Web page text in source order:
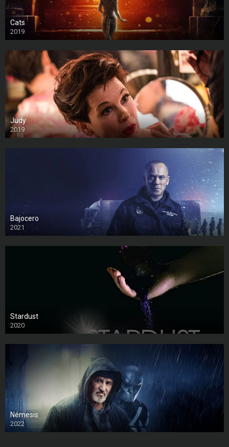
Cats
2019
Judy
2019
Bajocero
2021
Stardust
2020
Némesis
2022